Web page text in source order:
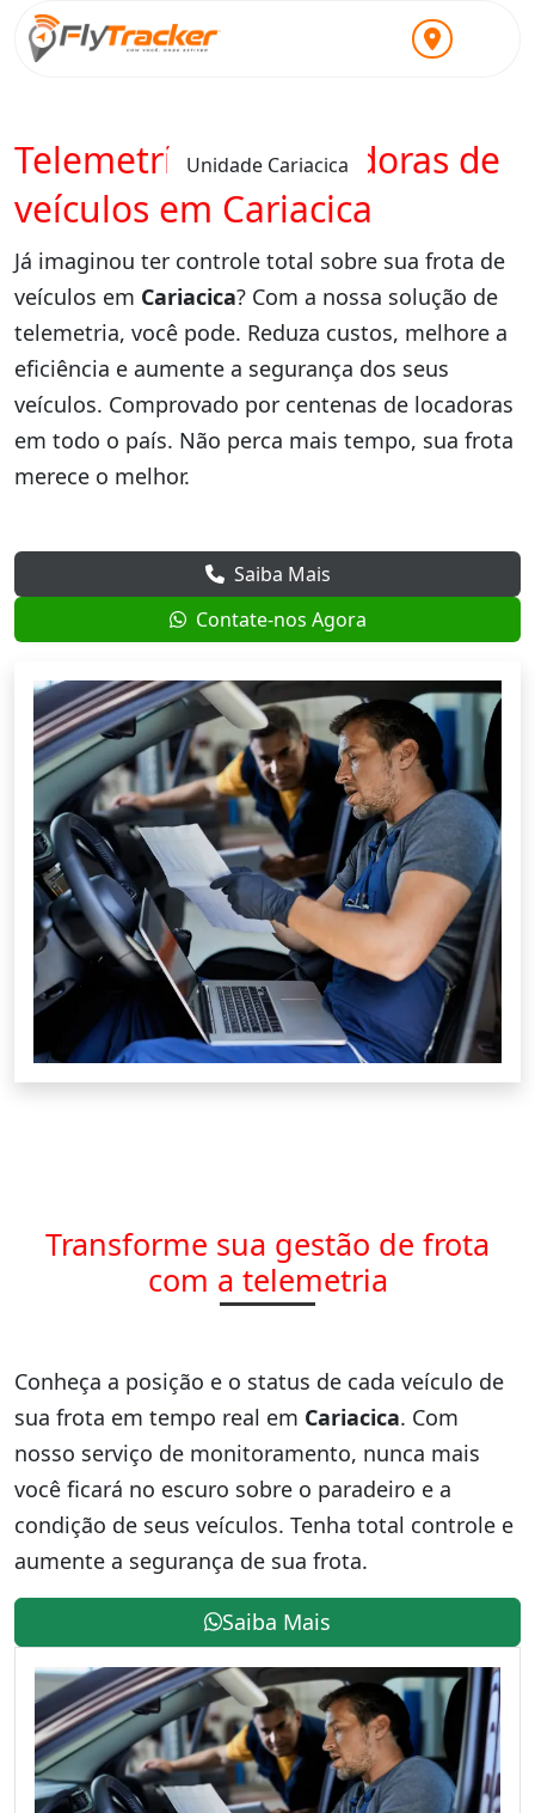
Unidade Cariacica
Telemetria para locadoras de
veículos em Cariacica
Já imaginou ter controle total sobre sua frota de
veículos em Cariacica? Com a nossa solução de
telemetria, você pode. Reduza custos, melhore a
eficiência e aumente a segurança dos seus
veículos. Comprovado por centenas de locadoras
em todo o país. Não perca mais tempo, sua frota
merece o melhor.
Saiba Mais
Contate-nos Agora
Transforme sua gestão de frota
com a telemetria
Conheça a posição e o status de cada veículo de
sua frota em tempo real em Cariacica. Com
nosso serviço de monitoramento, nunca mais
você ficará no escuro sobre o paradeiro e a
condição de seus veículos. Tenha total controle e
aumente a segurança de sua frota.
Saiba Mais